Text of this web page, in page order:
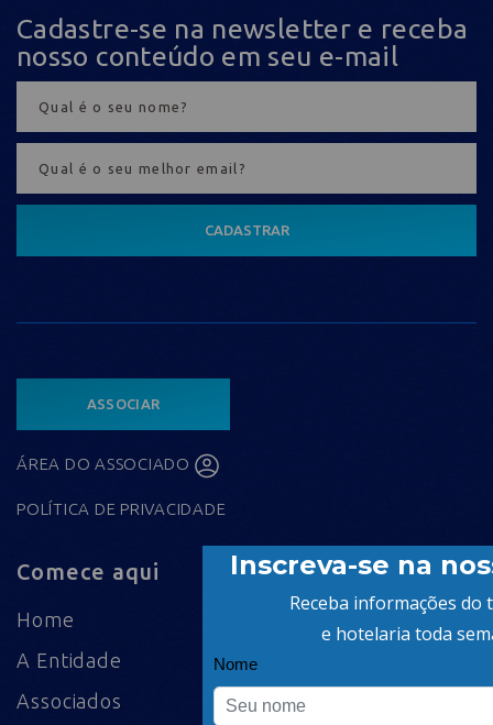
Cadastre-se na newsletter e receba
nosso conteúdo em seu e-mail
CADASTRAR
ASSOCIAR
ÁREA DO ASSOCIADO
POLÍTICA DE PRIVACIDADE
Comece aqui
Home
A Entidade
Associados